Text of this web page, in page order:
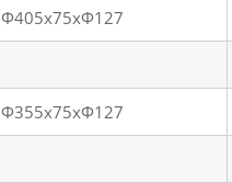
Φ405x75xΦ127
Φ355x75xΦ127